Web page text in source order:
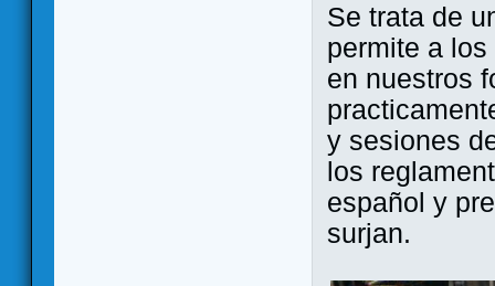
Se trata de
permite a
en nuestros
y sesiones
los
español y
surjan.